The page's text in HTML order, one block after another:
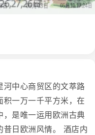
河中心商贸区的文萃路
一万一千平方米，在
，是唯一运用欧洲古典
昔日欧洲风情。 酒店内